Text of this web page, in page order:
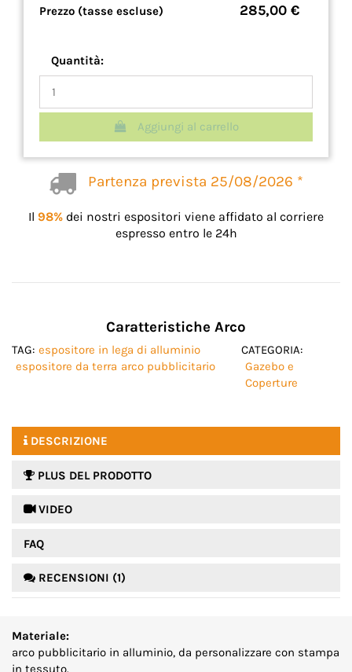
Prezzo (tasse escluse) 285,00 €
Quantità:
Aggiungi al carrello
Partenza prevista 25/08/2026 *
Il 98% dei nostri espositori viene affidato al corriere
espresso entro le 24h
Caratteristiche Arco
TAG: espositore in lega di alluminio
espositore da terra arco pubblicitario
CATEGORIA:
Gazebo e
Coperture
DESCRIZIONE
PLUS DEL PRODOTTO
 VIDEO
FAQ
RECENSIONI (1)
Materiale:
arco pubblicitario in alluminio, da personalizzare con stampa
in tessuto.